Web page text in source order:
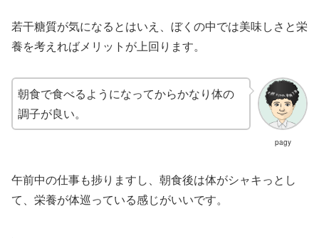
若干糖質が気になるとはいえ、ぼくの中では美味しさと栄
養を考えればメリットが上回ります。
pagy
朝食で食べるようになってからかなり体の
調子が良い。
午前中の仕事も捗りますし、朝食後は体がシャキっとし
て、栄養が体巡っている感じがいいです。